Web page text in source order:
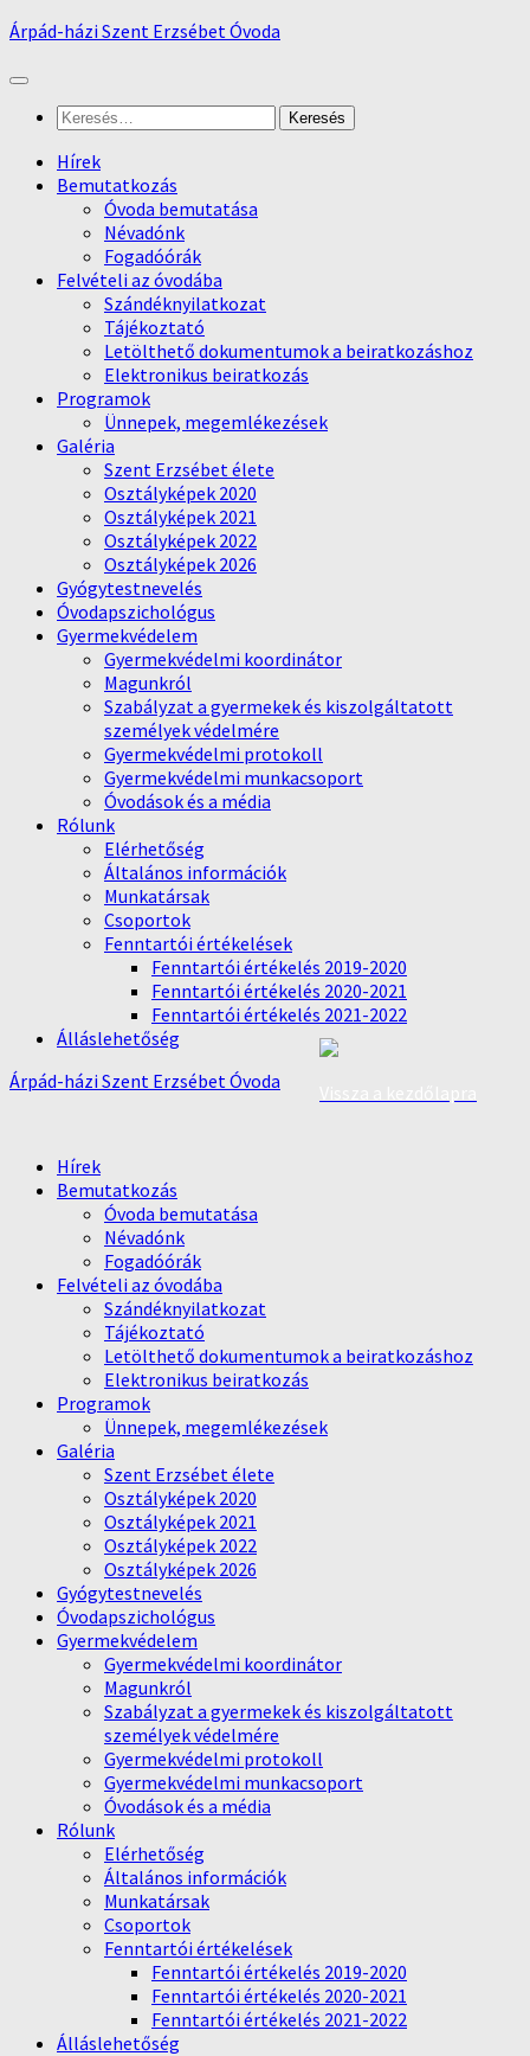
Skip
content
Árpád-házi Szent Erzsébet Óvoda
Keresés:
Hírek
Bemutatkozás
Óvoda bemutatása
Névadónk
Fogadóórák
Felvételi az óvodába
Szándéknyilatkozat
Tájékoztató
Letölthető dokumentumok a beiratkozáshoz
Elektronikus beiratkozás
Programok
Ünnepek, megemlékezések
Galéria
Szent Erzsébet élete
Osztályképek 2020
Osztályképek 2021
Osztályképek 2022
Osztályképek 2026
Gyógytestnevelés
Óvodapszichológus
Gyermekvédelem
Gyermekvédelmi koordinátor
Magunkról
Szabályzat a gyermekek és kiszolgáltatott
személyek védelmére
Gyermekvédelmi protokoll
Gyermekvédelmi munkacsoport
Óvodások és a média
Rólunk
Elérhetőség
Általános információk
Munkatársak
Csoportok
Fenntartói értékelések
Fenntartói értékelés 2019-2020
Fenntartói értékelés 2020-2021
Fenntartói értékelés 2021-2022
Álláslehetőség
Árpád-házi Szent Erzsébet Óvoda
Hírek
Bemutatkozás
Óvoda bemutatása
Névadónk
Fogadóórák
Felvételi az óvodába
Szándéknyilatkozat
Tájékoztató
Letölthető dokumentumok a beiratkozáshoz
Elektronikus beiratkozás
Programok
Ünnepek, megemlékezések
Galéria
Szent Erzsébet élete
Osztályképek 2020
Osztályképek 2021
Osztályképek 2022
Osztályképek 2026
Gyógytestnevelés
Óvodapszichológus
Gyermekvédelem
Gyermekvédelmi koordinátor
Magunkról
Szabályzat a gyermekek és kiszolgáltatott
személyek védelmére
Gyermekvédelmi protokoll
Gyermekvédelmi munkacsoport
Óvodások és a média
Rólunk
Elérhetőség
Általános információk
Munkatársak
Csoportok
Fenntartói értékelések
Fenntartói értékelés 2019-2020
Fenntartói értékelés 2020-2021
Fenntartói értékelés 2021-2022
Álláslehetőség